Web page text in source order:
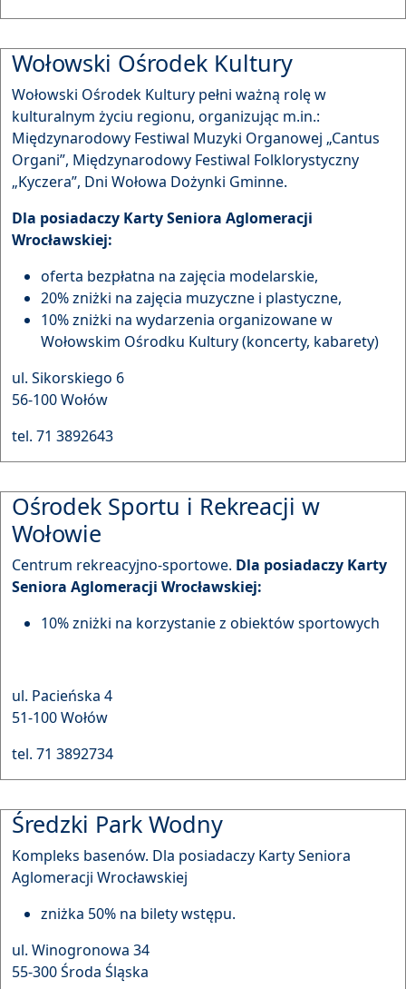
Wołowski Ośrodek Kultury
Wołowski Ośrodek Kultury pełni ważną rolę w
kulturalnym życiu regionu, organizując m.in.:
Międzynarodowy Festiwal Muzyki Organowej „Cantus
Organi”, Międzynarodowy Festiwal Folklorystyczny
„Kyczera”, Dni Wołowa Dożynki Gminne.
Dla posiadaczy Karty Seniora Aglomeracji
Wrocławskiej:
oferta bezpłatna na zajęcia modelarskie,
20% zniżki na zajęcia muzyczne i plastyczne,
10% zniżki na wydarzenia organizowane w
Wołowskim Ośrodku Kultury (koncerty, kabarety)
ul. Sikorskiego 6
56-100 Wołów
tel. 71 3892643
Ośrodek Sportu i Rekreacji w
Wołowie
Centrum rekreacyjno-sportowe. Dla posiadaczy Karty
Seniora Aglomeracji Wrocławskiej:
10% zniżki na korzystanie z obiektów sportowych
ul. Pacieńska 4
51-100 Wołów
tel. 71 3892734
Średzki Park Wodny
Kompleks basenów. Dla posiadaczy Karty Seniora
Aglomeracji Wrocławskiej
zniżka 50% na bilety wstępu.
ul. Winogronowa 34
55-300 Środa Śląska